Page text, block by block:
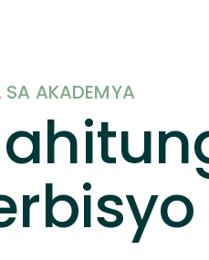
SA AKADEMYA